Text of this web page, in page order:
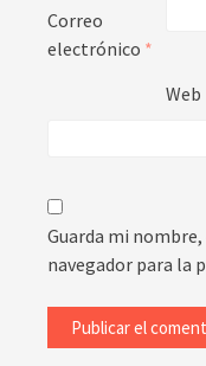
Correo
electrónico *
Web
Guarda mi
navegador para la